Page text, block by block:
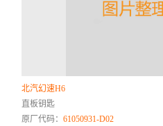
北汽幻速H6
直板钥匙
原厂代码：61050931-D02